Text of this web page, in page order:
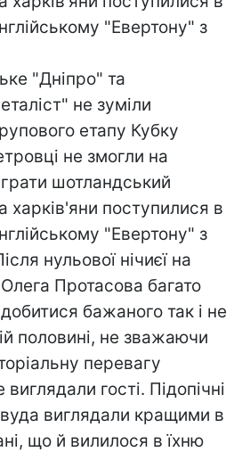
"Евертону" з
"Дніпро" та
не зуміли
етапу Кубку
не змогли на
шотландський
харків'яни поступилися в
"Евертону" з
нульової нічиєї на
Протасова багато
бажаного так і не
половині, не зважаючи
перевагу
гості. Підопічні
виглядали кращими в
що й вилилося в їхню